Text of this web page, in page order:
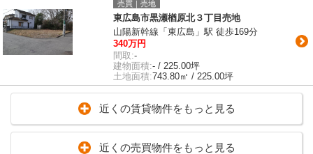
売買｜売地
東広島市黒瀬楢原北３丁目売地
山陽新幹線「東広島」駅 徒歩169分
340万円
間取:-
建物面積:- / 225.00坪
土地面積:743.80㎡ / 225.00坪
近くの賃貸物件をもっと見る
近くの売買物件をもっと見る